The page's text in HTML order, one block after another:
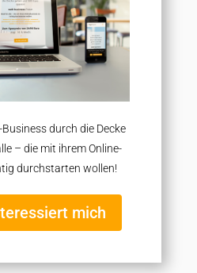
durch die Decke
– die mit ihrem Online-
durchstarten wollen!
mich